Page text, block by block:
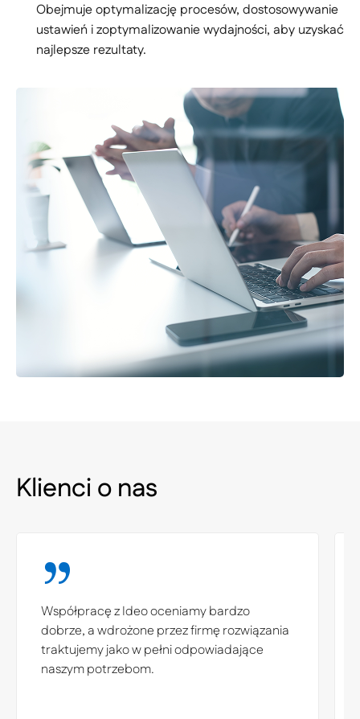
Obejmuje optymalizację procesów, dostosowywanie
ustawień i zoptymalizowanie wydajności, aby uzyskać
najlepsze rezultaty.
Klienci o nas
Współpracę z Ideo oceniamy bardzo
dobrze, a wdrożone przez firmę rozwiązania
traktujemy jako w pełni odpowiadające
naszym potrzebom.